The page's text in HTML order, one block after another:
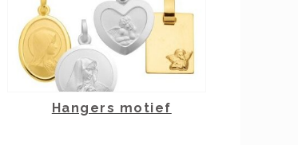
Hangers motief